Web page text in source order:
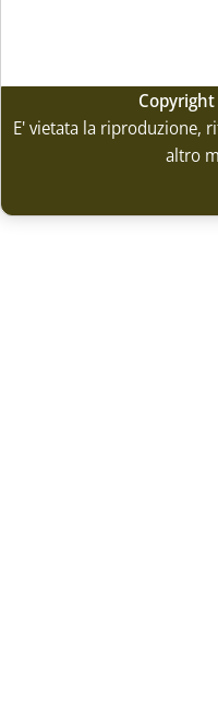
E' vietata la riproduzione,
altro